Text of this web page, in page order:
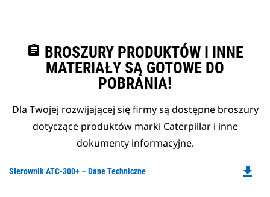
assignment BROSZURY PRODUKTÓW I INNE
MATERIAŁY SĄ GOTOWE DO
POBRANIA!
Dla Twojej rozwijającej się firmy są dostępne broszury
dotyczące produktów marki Caterpillar i inne
dokumenty informacyjne.
Sterownik ATC-300+ – Dane Techniczne file_download